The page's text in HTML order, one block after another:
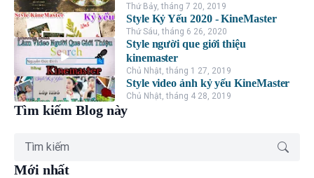
Thứ Bảy, tháng 7 20, 2019
Style Kỷ Yếu 2020 - KineMaster
Thứ Sáu, tháng 6 26, 2020
Style người que giới thiệu
kinemaster
Chủ Nhật, tháng 1 27, 2019
Style video ảnh kỷ yếu KineMaster
Chủ Nhật, tháng 4 28, 2019
Tìm kiếm Blog này
Mới nhất